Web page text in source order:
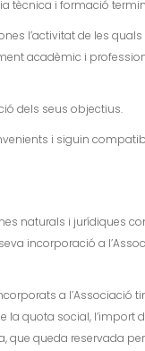
tècnica i formació
l’activitat de les
acadèmic i
dels seus objectius.
i siguin
naturals i jurídiques
incorporació a
a l’Associació
quota social, l’import
queda reservada